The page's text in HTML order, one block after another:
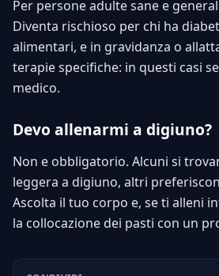
Per persone adulte sane e
Diventa rischioso per chi ha
alimentari, e in gravidanza o
terapie specifiche: in questi casi
medico.
Devo allenarmi a digiuno?
Non e obbligatorio. Alcuni si
leggera a digiuno, altri
Ascolta il tuo corpo e, se ti alleni
la collocazione dei pasti con un